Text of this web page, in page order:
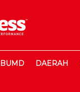
BUMD DAERAH